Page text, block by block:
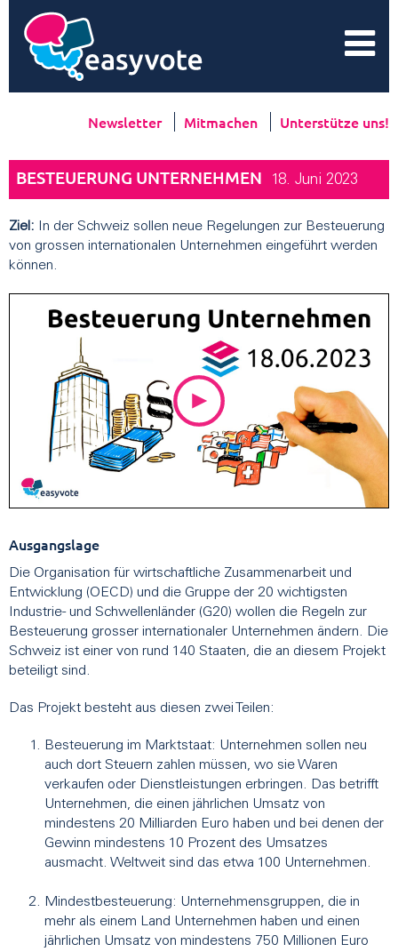
Newsletter Mitmachen Unterstütze uns!
BESTEUERUNG UNTERNEHMEN 18. Juni 2023
Ziel: In der Schweiz sollen neue Regelungen zur Besteuerung
von grossen internationalen Unternehmen eingeführt werden
können.
Ausgangslage
Die Organisation für wirtschaftliche Zusammenarbeit und
Entwicklung (OECD) und die Gruppe der 20 wichtigsten
Industrie- und Schwellenländer (G20) wollen die Regeln zur
Besteuerung grosser internationaler Unternehmen ändern. Die
Schweiz ist einer von rund 140 Staaten, die an diesem Projekt
beteiligt sind.
Das Projekt besteht aus diesen zwei Teilen:
Besteuerung im Marktstaat: Unternehmen sollen neu
auch dort Steuern zahlen müssen, wo sie Waren
verkaufen oder Dienstleistungen erbringen. Das betrifft
Unternehmen, die einen jährlichen Umsatz von
mindestens 20 Milliarden Euro haben und bei denen der
Gewinn mindestens 10 Prozent des Umsatzes
ausmacht. Weltweit sind das etwa 100 Unternehmen.
Mindestbesteuerung: Unternehmensgruppen, die in
mehr als einem Land Unternehmen haben und einen
jährlichen Umsatz von mindestens 750 Millionen Euro